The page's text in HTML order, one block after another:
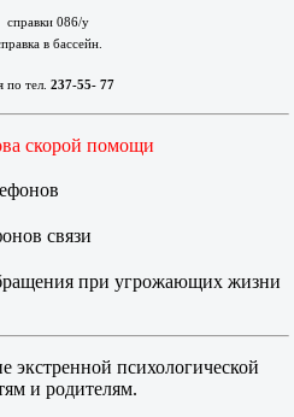
справки 086/у
в бассейн.
по тел. 237-55- 77
скорой помощи
связи
при угрожающих жизни
экстренной психологической
и родителям.